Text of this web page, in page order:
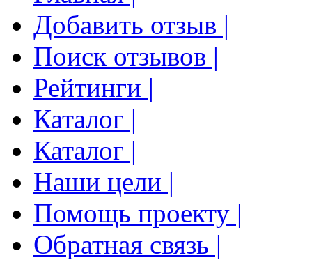
Добавить отзыв |
Поиск отзывов |
Рейтинги |
Каталог |
Каталог |
Наши цели |
Помощь проекту |
Обратная связь |